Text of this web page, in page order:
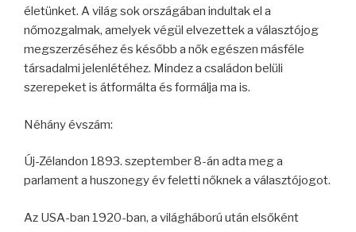
életünket. A világ sok országában indultak el a
nőmozgalmak, amelyek végül elvezettek a választójog
megszerzéséhez és később a nők egészen másféle
társadalmi jelenlétéhez. Mindez a családon belüli
szerepeket is átformálta és formálja ma is.
Néhány évszám:
Új-Zélandon 1893. szeptember 8-án adta meg a
parlament a huszonegy év feletti nőknek a választójogot.
Az USA-ban 1920-ban, a világháború után elsőként